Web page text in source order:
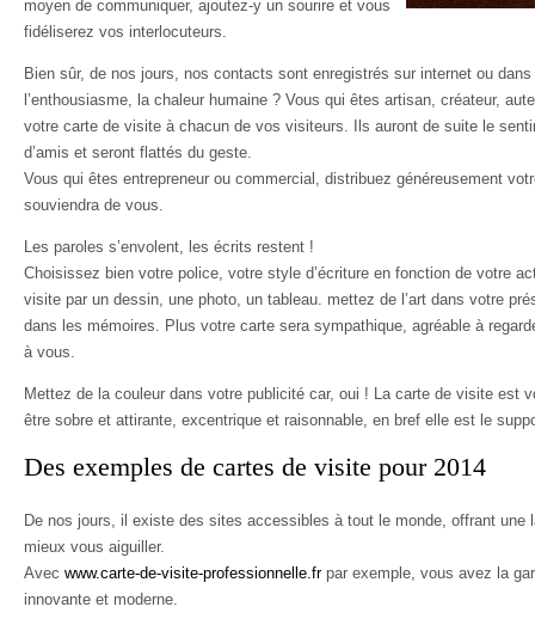
moyen de communiquer, ajoutez-y un sourire et vous
fidéliserez vos interlocuteurs.
Bien sûr, de nos jours, nos contacts sont enregistrés sur internet ou
l’enthousiasme, la chaleur humaine ? Vous qui êtes artisan, créateur,
votre carte de visite à chacun de vos visiteurs. Ils auront de suite le
d’amis et seront flattés du geste.
Vous qui êtes entrepreneur ou commercial, distribuez généreusement
souviendra de vous.
Les paroles s’envolent, les écrits restent !
Choisissez bien votre police, votre style d’écriture en fonction de votre
visite par un dessin, une photo, un tableau. mettez de l’art dans votre
dans les mémoires. Plus votre carte sera sympathique, agréable à
à vous.
Mettez de la couleur dans votre publicité car, oui ! La carte de visite est
être sobre et attirante, excentrique et raisonnable, en bref elle est le
Des exemples de cartes de visite pour 2014
De nos jours, il existe des sites accessibles à tout le monde, offrant une
mieux vous aiguiller.
Avec www.carte-de-visite-professionnelle.frpar exemple, vous avez la
innovante et moderne.